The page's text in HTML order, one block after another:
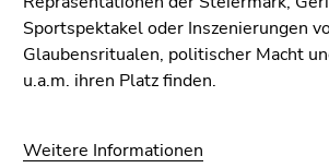
Sportspektakel oder Inszenierungen
Glaubensritualen, politischer Macht
u.a.m. ihren Platz finden.
Weitere Informationen